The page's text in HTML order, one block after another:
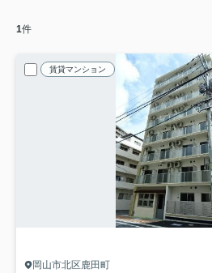
1件
賃貸マンション
岡山市北区鹿田町